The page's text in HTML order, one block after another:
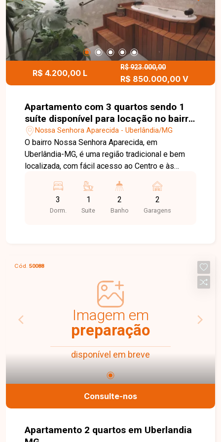
pronto para morar. Entre em contato e agende sua
visita.
R$ 4.200,00 L
R$ 923.000,00
R$ 850.000,00 V
Apartamento com 3 quartos sendo 1
suíte disponível para locação no bairro
Nossa Senhora Aparecida em
Uberlândia-MG
Nossa Senhora Aparecida - Uberlândia/MG
O bairro Nossa Senhora Aparecida, em
Uberlândia-MG, é uma região tradicional e bem
localizada, com fácil acesso ao Centro e às
com ampla oferta de comércios, escolas e
serviços, proporcionando praticidade e
valorização. Apartamento padrão, composto por
quartos sendo 1 suíte, todos com guarda-roupas
embutidos, suíte com armário e corredor principal
com planejados. O imóvel conta ainda com 2
vagas de garagem. Uma excelente opção para
quem busca conforto, sofisticação e ambientes
em contato para mais informações e agende sua
3
Dorm.
1
Suite
2
Banho
2
Garagens
Cód. 50088
Imagem em
preparação
disponível em breve
Consulte-nos
Apartamento 2 quartos em Uberlandia